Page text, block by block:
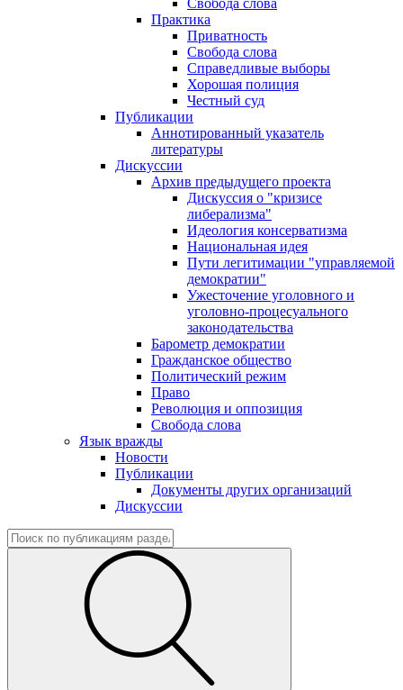
Свобода слова
Практика
Приватность
Свобода слова
Справедливые выборы
Хорошая полиция
Честный суд
Публикации
Аннотированный указатель
литературы
Дискуссии
Архив предыдущего проекта
Дискуссия о "кризисе
либерализма"
Идеология консерватизма
Национальная идея
Пути легитимации "управляемой
демократии"
Ужесточение уголовного и
уголовно-процесуального
законодательства
Барометр демократии
Гражданское общество
Политический режим
Право
Революция и оппозиция
Свобода слова
Язык вражды
Новости
Публикации
Документы других организаций
Дискуссии